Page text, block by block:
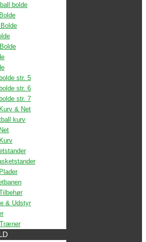
bolde
str. 5
str. 6
str. 7
& Net
kurv
& Udstyr